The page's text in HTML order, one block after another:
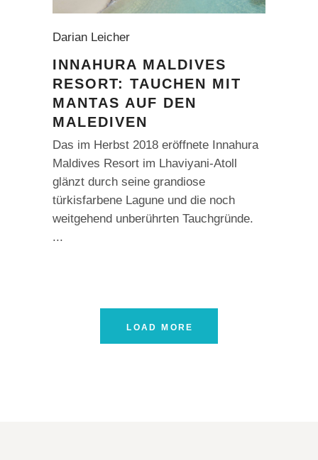
Darian Leicher
INNAHURA MALDIVES
RESORT: TAUCHEN MIT
MANTAS AUF DEN
MALEDIVEN
Das im Herbst 2018 eröffnete Innahura
Maldives Resort im Lhaviyani-Atoll
glänzt durch seine grandiose
türkisfarbene Lagune und die noch
weitgehend unberührten Tauchgründe.
LOAD MORE